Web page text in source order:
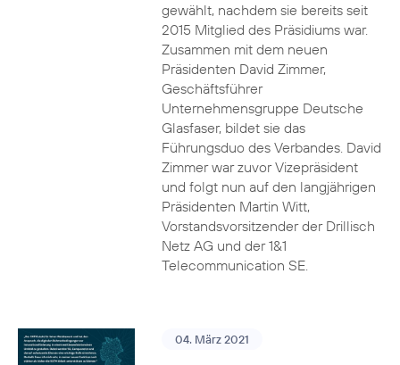
gewählt, nachdem sie bereits seit
2015 Mitglied des Präsidiums war.
Zusammen mit dem neuen
Präsidenten David Zimmer,
Geschäftsführer
Unternehmensgruppe Deutsche
Glasfaser, bildet sie das
Führungsduo des Verbandes. David
Zimmer war zuvor Vizepräsident
und folgt nun auf den langjährigen
Präsidenten Martin Witt,
Vorstandsvorsitzender der Drillisch
Netz AG und der 1&1
Telecommunication SE.
04. März 2021